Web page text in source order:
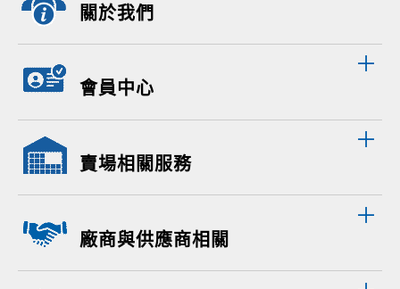
關於我們
會員中心
賣場相關服務
廠商與供應商相關